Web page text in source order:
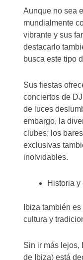
Aunque no sea
mundialmente
vibrante y sus
destacarlo
busca este tipo
Sus fiestas
conciertos de
de luces
embargo, la
clubes; los
exclusivas
inolvidables.
Historia y
Ibiza también
cultura y
Sin ir más lejos,
de Ibiza) está